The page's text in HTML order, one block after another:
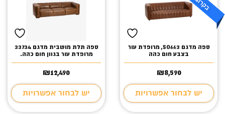
ספה מדגם SO663, מרופדת עור
בצבע חום כהה
₪8,590
יש לבחור אפשרויות
ספה תלת מושבית מדגם 33734
מרופדת עור בגוון חום כהה.
₪12,490
יש לבחור אפשרויות